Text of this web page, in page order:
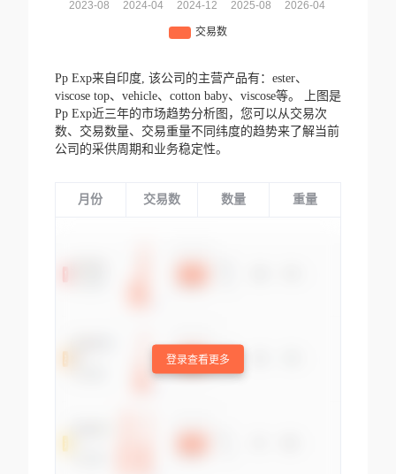
Pp Exp来自印度, 该公司的主营产品有：ester、
viscose top、vehicle、cotton baby、viscose等。
上图是
Pp Exp近三年的市场趋势分析图，您可以从交易次
数、交易数量、交易重量不同纬度的趋势来了解当前
公司的采供周期和业务稳定性。
月份 交易数 数量 重量
登录查看更多